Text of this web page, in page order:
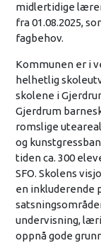
midlertidige
fra 01.08.2025,
fagbehov.
Kommunen er i
helhetlig
skolene i
Gjerdrum
romslige
og
tiden ca. 300
SFO. Skolens
en inkluderende
undervisning,
oppnå gode